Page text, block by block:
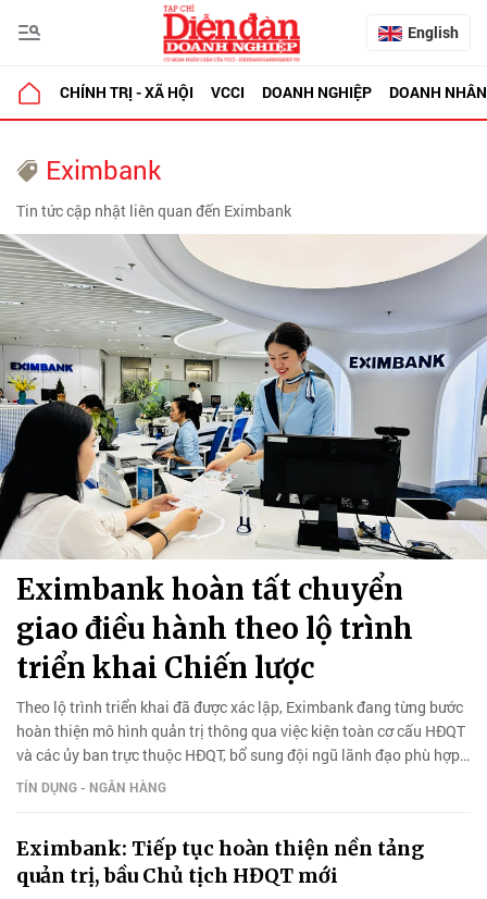
English
CHÍNH TRỊ - XÃ HỘI VCCI DOANH NGHIỆP DOANH NHÂN
Eximbank
Tin tức cập nhật liên quan đến Eximbank
Eximbank hoàn tất chuyển
giao điều hành theo lộ trình
triển khai Chiến lược
Theo lộ trình triển khai đã được xác lập, Eximbank đang từng bước
hoàn thiện mô hình quản trị thông qua việc kiện toàn cơ cấu HĐQT
và các ủy ban trực thuộc HĐQT, bổ sung đội ngũ lãnh đạo phù hợp
với mô hình quản trị mục tiêu...
TÍN DỤNG - NGÂN HÀNG
Eximbank: Tiếp tục hoàn thiện nền tảng
quản trị, bầu Chủ tịch HĐQT mới